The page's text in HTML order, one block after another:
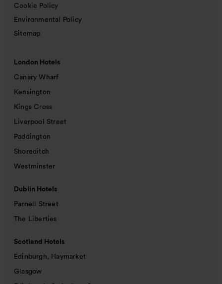
Cookie Policy
Environmental Policy
Sitemap
London Hotels
Canary Wharf
Kensington
Kings Cross
Liverpool Street
Paddington
Shoreditch
Westminster
Dublin Hotels
Parnell Street
The Liberties
Scotland Hotels
Edinburgh, Haymarket
Glasgow